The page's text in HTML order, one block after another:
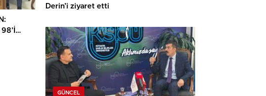
Derin’i ziyaret etti
GÜNCEL